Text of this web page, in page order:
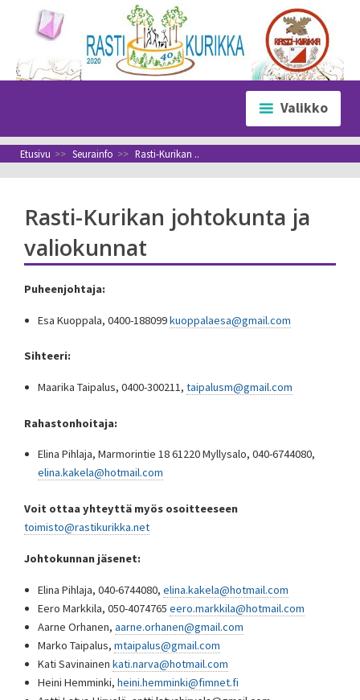
sisältöön
Valikko
Etusivu >> Seurainfo >> Rasti-Kurikan ..
Rasti-Kurikan johtokunta ja
valiokunnat
Puheenjohtaja:
Esa Kuoppala, 0400-188099kuoppalaesa@gmail.com
Sihteeri:
Maarika Taipalus, 0400-300211,taipalusm@gmail.com
Rahastonhoitaja:
Elina Pihlaja, Marmorintie 18 61220 Myllysalo, 040-6744080,
elina.kakela@hotmail.com
Voit ottaa yhteyttä myös osoitteeseen
toimisto@rastikurikka.net
Johtokunnan jäsenet:
Elina Pihlaja, 040-6744080,elina.kakela@hotmail.com
Eero Markkila, 050-4074765eero.markkila@hotmail.com
Aarne Orhanen,aarne.orhanen@gmail.com
Marko Taipalus,mtaipalus@gmail.com
Kati Savinainenkati.narva@hotmail.com
Heini Hemminki,heini.hemminki@fimnet.fi